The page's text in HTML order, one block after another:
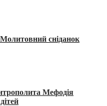
сніданок
Мефодія